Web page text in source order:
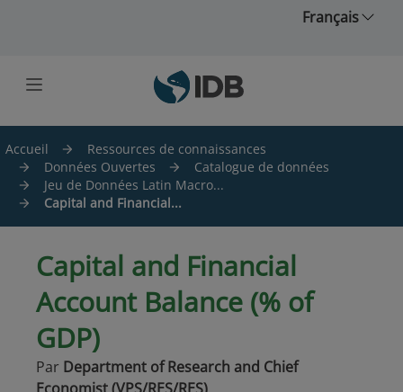
Français
Accueil
Ressources de connaissances
Données Ouvertes
Catalogue de données
Jeu de Données Latin Macro...
Capital and Financial...
Capital and Financial
Account Balance (% of
GDP)
Par Department of Research and Chief